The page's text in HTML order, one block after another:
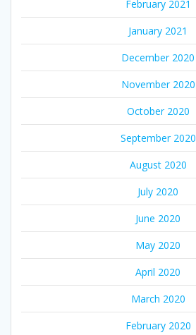
February 2021
January 2021
December 2020
November 2020
October 2020
September 2020
August 2020
July 2020
June 2020
May 2020
April 2020
March 2020
February 2020